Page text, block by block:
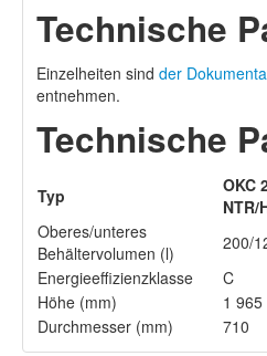
Technische
Einzelheiten sind der
entnehmen.
Technische
Typ
OKC
NTR/
Oberes/unteres
Behältervolumen (l)
200/
Energieeffizienzklasse
C
Höhe (mm)
1 965
Durchmesser (mm)
710